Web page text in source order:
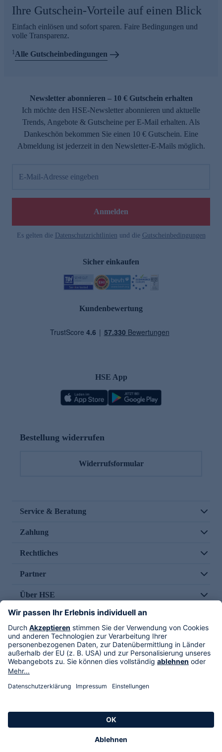
Ihre Gutschein-Vorteile auf einen Blick
Einfach einlösen und sofort sparen. Faire Bedingungen und
volle Transparenz.
1Alle Gutscheinbedingungen
Newsletter abonnieren – 10 € Gutschein erhalten
Ich möchte den HSE-Newsletter abonnieren und aktuelle
Trends, Angebote & Gutscheine per E-Mail erhalten. Als
Dankeschön bekommen Sie einen 10 € Gutschein. Eine
Abmeldung ist jederzeit in den Newsletter-E-Mails möglich.
E-Mail-Adresse eingeben
Anmelden
Es gelten die Datenschutzrichtlinien und die Gutscheinbedingungen
Sicher einkaufen
Kundenbewertung
HSE App
Bestellung widerrufen
Widerrufsformular
Service & Beratung
Zahlung
Rechtliches
Partner
Über HSE
Im TV
HSE International